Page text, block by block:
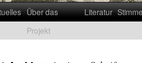
Über das
Projekt
Literatur